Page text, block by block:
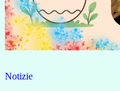
Notizie